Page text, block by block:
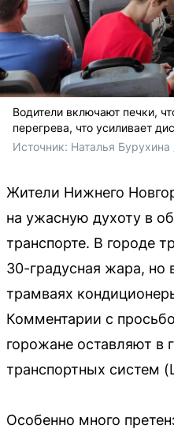
Водители включают печки,
перегрева, что усиливает
Источник: Наталья Бурухина
Жители Нижнего
на ужасную духоту в
транспорте. В городе
30-градусная жара, но
трамваях
Комментарии с
горожане оставляют в
транспортных систем
Особенно много